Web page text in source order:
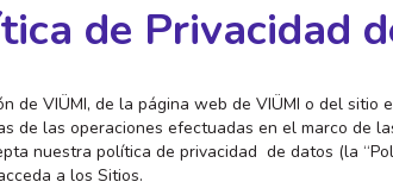
de Privacidad
de VIÜMI, de la página web de VIÜMI o del sitio
de las operaciones efectuadas en el marco de
nuestra política de privacidad de datos (la
a los Sitios.